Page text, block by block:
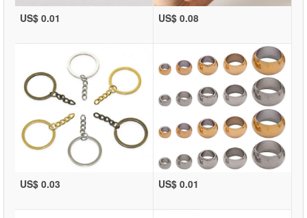
US$ 0.01 US$ 0.08
US$ 0.03 US$ 0.01